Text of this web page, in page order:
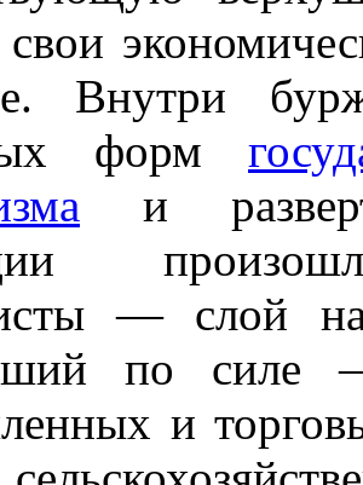
Внутри
форм
и
— слой
по силе
и